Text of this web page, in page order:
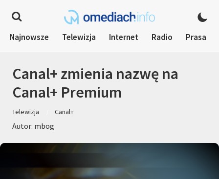
Najnowsze Telewizja Internet Radio Prasa
Canal+ zmienia nazwę na
Canal+ Premium
Telewizja Canal+
Autor: mbog